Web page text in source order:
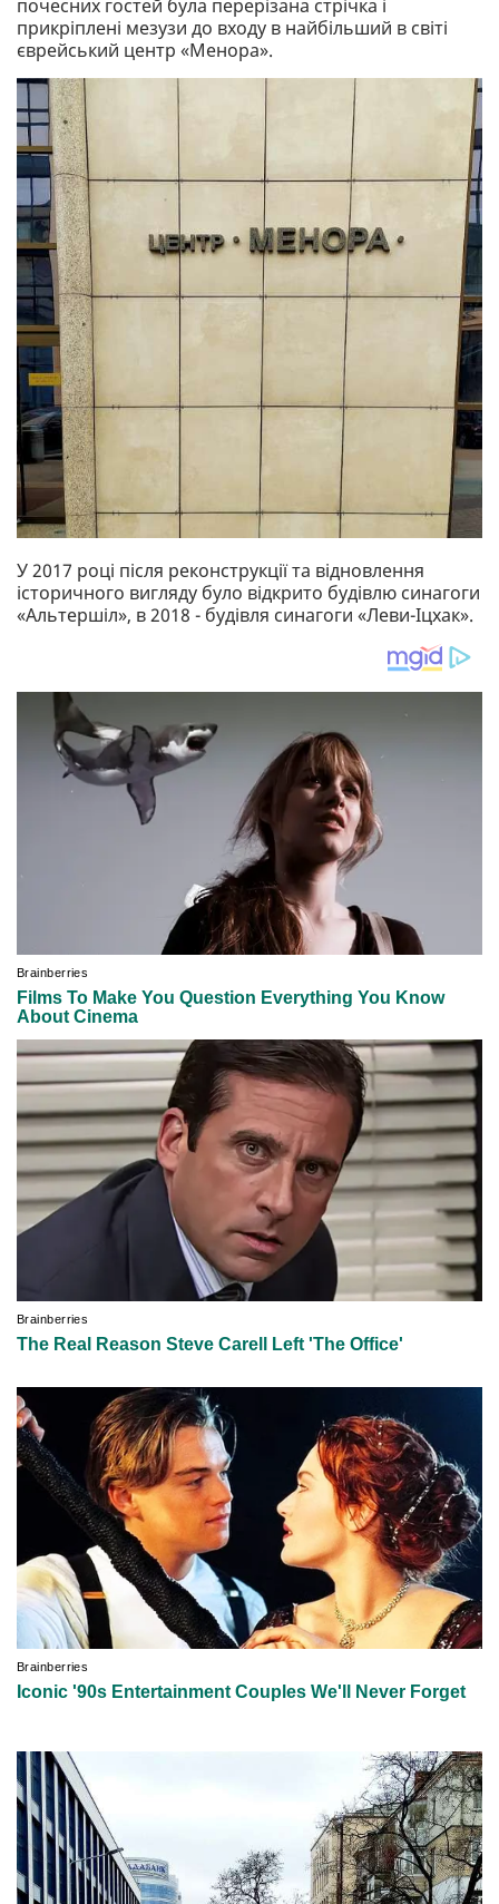
почесних гостей була перерізана стрічка і
прикріплені мезузи до входу в найбільший в світі
єврейський центр «Менора».
У 2017 році після реконструкції та відновлення
історичного вигляду було відкрито будівлю синагоги
«Альтершіл», в 2018 - будівля синагоги «Леви-Іцхак».